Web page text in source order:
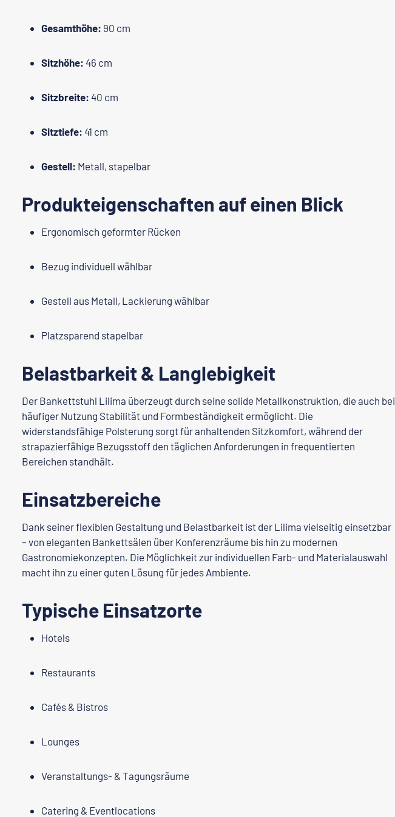
Gesamthöhe: 90 cm
Sitzhöhe: 46 cm
Sitzbreite: 40 cm
Sitztiefe: 41 cm
Gestell: Metall, stapelbar
Produkteigenschaften auf einen Blick
Ergonomisch geformter Rücken
Bezug individuell wählbar
Gestell aus Metall, Lackierung wählbar
Platzsparend stapelbar
Belastbarkeit & Langlebigkeit
Der Bankettstuhl Lilima überzeugt durch seine solide Metallkonstruktion, die auch bei
häufiger Nutzung Stabilität und Formbeständigkeit ermöglicht. Die
widerstandsfähige Polsterung sorgt für anhaltenden Sitzkomfort, während der
strapazierfähige Bezugsstoff den täglichen Anforderungen in frequentierten
Bereichen standhält.
Einsatzbereiche
Dank seiner flexiblen Gestaltung und Belastbarkeit ist der Lilima vielseitig einsetzbar
– von eleganten Bankettsälen über Konferenzräume bis hin zu modernen
Gastronomiekonzepten. Die Möglichkeit zur individuellen Farb- und Materialauswahl
macht ihn zu einer guten Lösung für jedes Ambiente.
Typische Einsatzorte
Hotels
Restaurants
Cafés & Bistros
Lounges
Veranstaltungs- & Tagungsräume
Catering & Eventlocations